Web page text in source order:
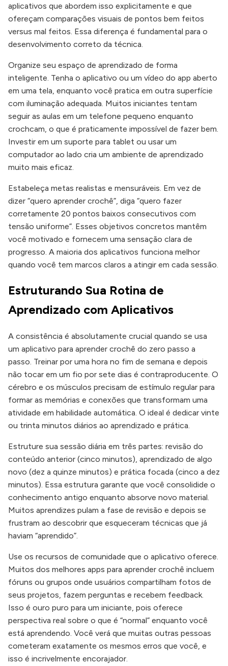
aplicativos que abordem isso explicitamente e que
ofereçam comparações visuais de pontos bem feitos
versus mal feitos. Essa diferença é fundamental para o
desenvolvimento correto da técnica.
Organize seu espaço de aprendizado de forma
inteligente. Tenha o aplicativo ou um vídeo do app aberto
em uma tela, enquanto você pratica em outra superfície
com iluminação adequada. Muitos iniciantes tentam
seguir as aulas em um telefone pequeno enquanto
crochcam, o que é praticamente impossível de fazer bem.
Investir em um suporte para tablet ou usar um
computador ao lado cria um ambiente de aprendizado
muito mais eficaz.
Estabeleça metas realistas e mensuráveis. Em vez de
dizer “quero aprender crochê”, diga “quero fazer
corretamente 20 pontos baixos consecutivos com
tensão uniforme”. Esses objetivos concretos mantêm
você motivado e fornecem uma sensação clara de
progresso. A maioria dos aplicativos funciona melhor
quando você tem marcos claros a atingir em cada sessão.
Estruturando Sua Rotina de
Aprendizado com Aplicativos
A consistência é absolutamente crucial quando se usa
um aplicativo para aprender crochê do zero passo a
passo. Treinar por uma hora no fim de semana e depois
não tocar em um fio por sete dias é contraproducente. O
cérebro e os músculos precisam de estímulo regular para
formar as memórias e conexões que transformam uma
atividade em habilidade automática. O ideal é dedicar vinte
ou trinta minutos diários ao aprendizado e prática.
Estruture sua sessão diária em três partes: revisão do
conteúdo anterior (cinco minutos), aprendizado de algo
novo (dez a quinze minutos) e prática focada (cinco a dez
minutos). Essa estrutura garante que você consolidide o
conhecimento antigo enquanto absorve novo material.
Muitos aprendizes pulam a fase de revisão e depois se
frustram ao descobrir que esqueceram técnicas que já
haviam “aprendido”.
Use os recursos de comunidade que o aplicativo oferece.
Muitos dos melhores apps para aprender crochê incluem
fóruns ou grupos onde usuários compartilham fotos de
seus projetos, fazem perguntas e recebem feedback.
Isso é ouro puro para um iniciante, pois oferece
perspectiva real sobre o que é “normal” enquanto você
está aprendendo. Você verá que muitas outras pessoas
cometeram exatamente os mesmos erros que você, e
isso é incrivelmente encorajador.